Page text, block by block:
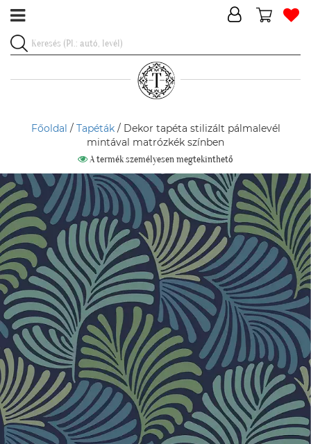
Főoldal / Tapéták/ Dekor tapéta stilizált pálmalevél
mintával matrózkék színben
A termék személyesen megtekinthető